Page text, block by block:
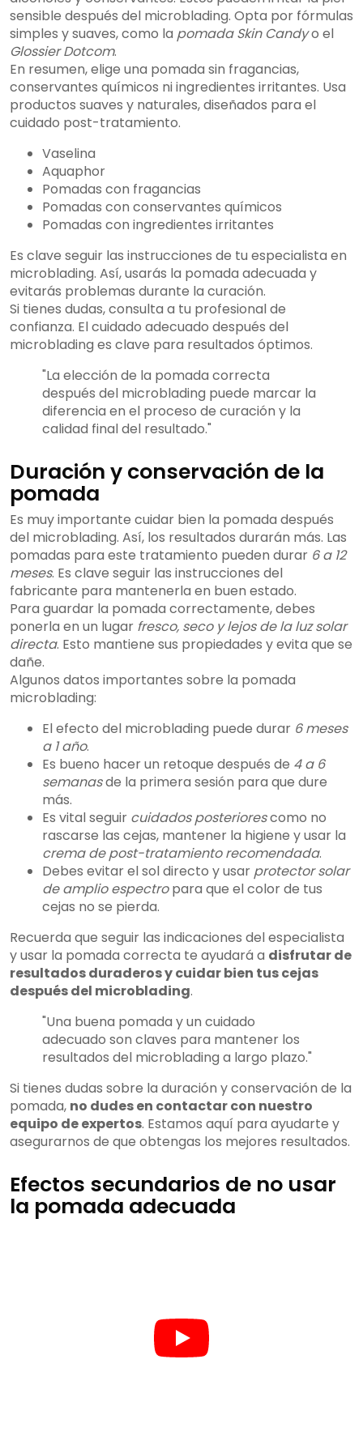
sensible después del microblading. Opta por fórmulas
simples y suaves, como la pomada Skin Candyo el
Glossier Dotcom.
En resumen, elige una pomada sin fragancias,
conservantes químicos ni ingredientes irritantes. Usa
productos suaves y naturales, diseñados para el
cuidado post-tratamiento.
Vaselina
Aquaphor
Pomadas con fragancias
Pomadas con conservantes químicos
Pomadas con ingredientes irritantes
Es clave seguir las instrucciones de tu especialista en
microblading. Así, usarás la pomada adecuada y
evitarás problemas durante la curación.
Si tienes dudas, consulta a tu profesional de
confianza. El cuidado adecuado después del
microblading es clave para resultados óptimos.
"La elección de la pomada correcta
después del microblading puede marcar la
diferencia en el proceso de curación y la
calidad final del resultado."
Duración y conservación de la
pomada
Es muy importante cuidar bien la pomada después
del microblading. Así, los resultados durarán más. Las
pomadas para este tratamiento pueden durar 6 a 12
meses. Es clave seguir las instrucciones del
fabricante para mantenerla en buen estado.
Para guardar la pomada correctamente, debes
ponerla en un lugar fresco, seco y lejos de la luz solar
directa. Esto mantiene sus propiedades y evita que se
dañe.
Algunos datos importantes sobre la pomada
microblading:
El efecto del microblading puede durar 6 meses
a 1 año.
Es bueno hacer un retoque después de 4 a 6
semanasde la primera sesión para que dure
más.
Es vital seguir cuidados posteriorescomo no
rascarse las cejas, mantener la higiene y usar la
crema de post-tratamiento recomendada.
Debes evitar el sol directo y usar protector solar
de amplio espectropara que el color de tus
cejas no se pierda.
Recuerda que seguir las indicaciones del especialista
y usar la pomada correcta te ayudará a disfrutar de
resultados duraderos y cuidar bien tus cejas
después del microblading.
"Una buena pomada y un cuidado
adecuado son claves para mantener los
resultados del microblading a largo plazo."
Si tienes dudas sobre la duración y conservación de la
pomada, no dudes en contactar con nuestro
equipo de expertos. Estamos aquí para ayudarte y
asegurarnos de que obtengas los mejores resultados.
Efectos secundarios de no usar
la pomada adecuada